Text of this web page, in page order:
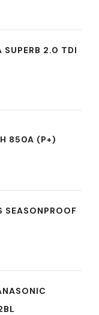
SUPERB 2.0 TDI
850A (P+)
SEASONPROOF